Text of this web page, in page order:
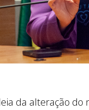
da alteração